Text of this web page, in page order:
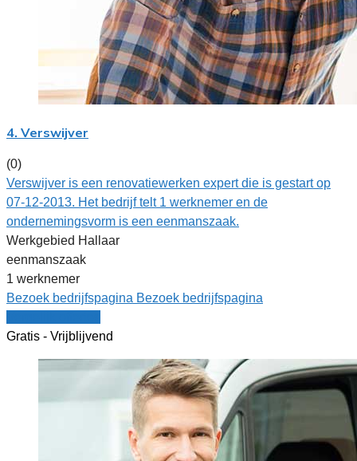
4. Verswijver
(0)
Verswijver is een renovatiewerken expert die is gestart op
07-12-2013. Het bedrijf telt 1 werknemer en de
ondernemingsvorm is een eenmanszaak.
Werkgebied Hallaar
eenmanszaak
1 werknemer
Bezoek bedrijfspagina Bezoek bedrijfspagina
Gratis - Vrijblijvend